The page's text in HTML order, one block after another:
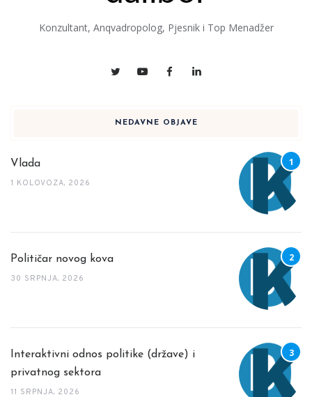
Konzultant, Anqvadropolog, Pjesnik i Top Menadžer
NEDAVNE OBJAVE
Vlada
1 KOLOVOZA, 2026
Političar novog kova
30 SRPNJA, 2026
Interaktivni odnos politike (države) i
privatnog sektora
11 SRPNJA, 2026